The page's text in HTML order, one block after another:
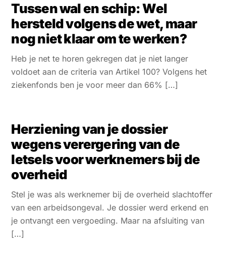
Tussen wal en schip: Wel
hersteld volgens de wet, maar
nog niet klaar om te werken?
Heb je net te horen gekregen dat je niet langer
voldoet aan de criteria van Artikel 100? Volgens het
ziekenfonds ben je voor meer dan 66% […]
Herziening van je dossier
wegens verergering van de
letsels voor werknemers bij de
overheid
Stel je was als werknemer bij de overheid slachtoffer
van een arbeidsongeval. Je dossier werd erkend en
je ontvangt een vergoeding. Maar na afsluiting van
[…]